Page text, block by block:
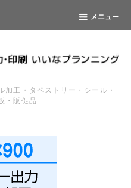
メニュー
加工・タペストリー・シール・
・販促品